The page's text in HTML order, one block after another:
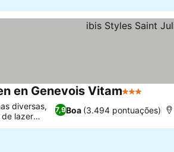
en Genevois Vitam3 Estrelas
7,9Boa (3.494 pontuações)
diversas,
lazer